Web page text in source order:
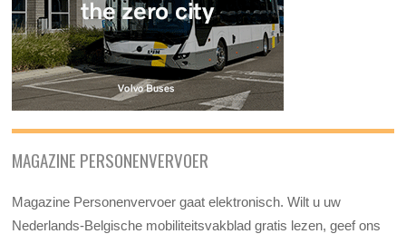
MAGAZINE PERSONENVERVOER
Magazine Personenvervoer gaat elektronisch. Wilt u uw
Nederlands-Belgische mobiliteitsvakblad gratis lezen, geef ons